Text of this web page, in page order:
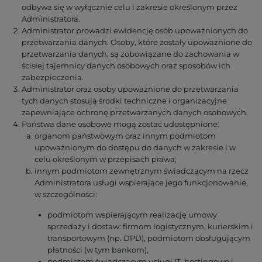
odbywa się w wyłącznie celu i zakresie określonym przez
Administratora.
Administrator prowadzi ewidencję osób upoważnionych do
przetwarzania danych. Osoby, które zostały upoważnione do
przetwarzania danych, są zobowiązane do zachowania w
ścisłej tajemnicy danych osobowych oraz sposobów ich
zabezpieczenia.
Administrator oraz osoby upoważnione do przetwarzania
tych danych stosują środki techniczne i organizacyjne
zapewniające ochronę przetwarzanych danych osobowych.
Państwa dane osobowe mogą zostać udostępnione:
organom państwowym oraz innym podmiotom
upoważnionym do dostępu do danych w zakresie i w
celu określonym w przepisach prawa;
innym podmiotom zewnętrznym świadczącym na rzecz
Administratora usługi wspierające jego funkcjonowanie,
w szczególności:
podmiotom wspierającym realizację umowy
sprzedaży i dostaw: firmom logistycznym, kurierskim i
transportowym (np. DPD), podmiotom obsługującym
płatności (w tym bankom),